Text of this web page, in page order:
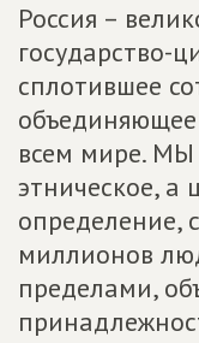
Россия –
государство-
сплотившее
всем мире.
этническое, а
определение,
миллионов
пределами,